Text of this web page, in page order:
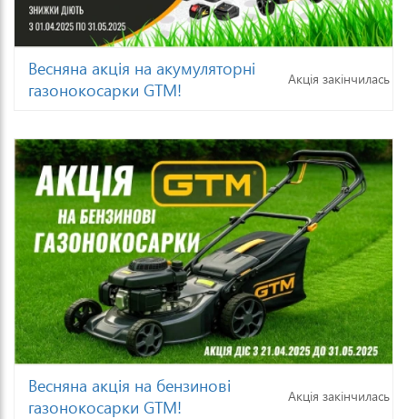
Весняна акція на акумуляторні
газонокосарки GTM!
Акція закінчилась
Весняна акція на бензинові
газонокосарки GTM!
Акція закінчилась